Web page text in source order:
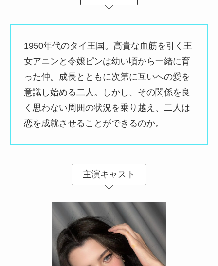
1950年代のタイ王国。高貴な血筋を引く王
女アニンと令嬢ピンは幼い頃から一緒に育
った仲。成長とともに次第に互いへの愛を
意識し始める二人。しかし、その関係を良
く思わない周囲の状況を乗り越え、二人は
恋を成就させることができるのか。
主演キャスト